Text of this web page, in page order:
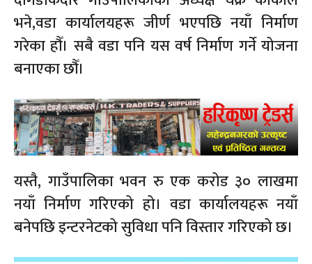
भने,वडा कार्यालयहरू जीर्ण भएपछि नयाँ निर्माण
गरेका हौँ। सबै वडा पनि यस वर्ष निर्माण गर्ने योजना
बनाएका छौँ।
यस्तै, गाउँपालिका भवन रु एक करोड ३० लाखमा
नयाँ निर्माण गरिएको हो। वडा कार्यालयहरू नयाँ
बनेपछि इन्टरनेटको सुविधा पनि विस्तार गरिएको छ।